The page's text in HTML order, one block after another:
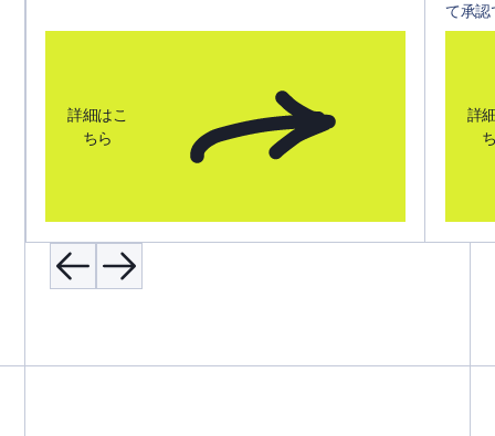
詳細はこ
ちら
て承
詳